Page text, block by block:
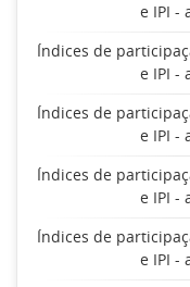
e IPI -
Índices de
e IPI -
Índices de
e IPI -
Índices de
e IPI -
Índices de
e IPI -